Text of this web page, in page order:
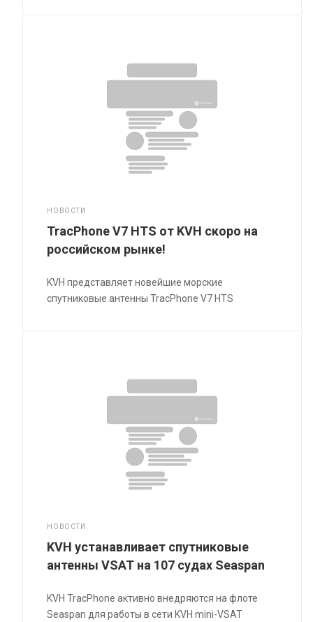
НОВОСТИ
TracPhone V7 HTS от KVH скоро на
российском рынке!
KVH представляет новейшие морские
спутниковые антенны TracPhone V7 HTS
НОВОСТИ
KVH устанавливает спутниковые
антенны VSAT на 107 судах Seaspan
KVH TracPhone активно внедряются на флоте
Seaspan для работы в сети KVH mini-VSAT